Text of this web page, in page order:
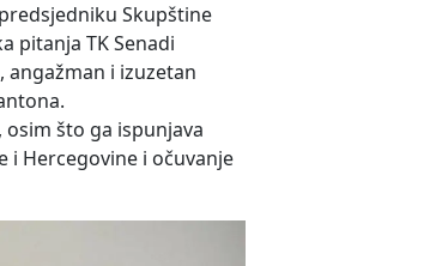
Skupštine
pitanja TK Senadi
angažman i izuzetan
što ga ispunjava
i Hercegovine i očuvanje